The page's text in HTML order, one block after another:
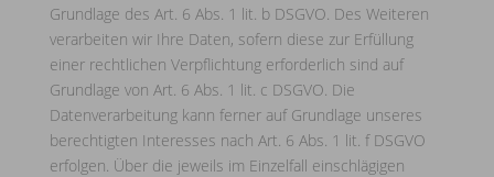
Grundlage des Art. 6 Abs. 1 lit. b DSGVO. Des Weiteren
verarbeiten wir Ihre Daten, sofern diese zur Erfüllung
einer rechtlichen Verpflichtung erforderlich sind auf
Grundlage von Art. 6 Abs. 1 lit. c DSGVO. Die
Datenverarbeitung kann ferner auf Grundlage unseres
berechtigten Interesses nach Art. 6 Abs. 1 lit. f DSGVO
erfolgen. Über die jeweils im Einzelfall einschlägigen